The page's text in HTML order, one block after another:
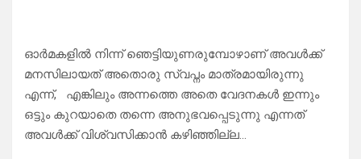
ഓർമകളിൽ നിന്ന് ഞെട്ടിയുണരുമ്പോഴാണ് അവൾക്ക്
മനസിലായത് അതൊരു സ്വപ്നം മാത്രമായിരുന്നു
എന്ന്, എങ്കിലും അന്നത്തെ അതെ വേദനകൾ ഇന്നും
ഒട്ടും കുറയാതെ തന്നെ അനുഭവപ്പെടുന്നു എന്നത്
അവൾക്ക് വിശ്വസിക്കാൻ കഴിഞ്ഞില്ല…